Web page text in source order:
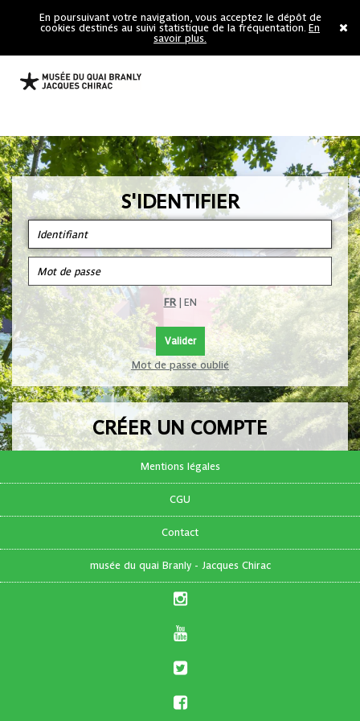
En poursuivant votre navigation, vous acceptez le dépôt de
cookies destinés au suivi statistique de la fréquentation. En
savoir plus.
S'IDENTIFIER
FR EN
Mot de passe oublié
CRÉER UN COMPTE
Pas encore de compte ?
FR | EN
S'inscrire
Mentions légales
CGU
Contact
musée du quai Branly - Jacques Chirac